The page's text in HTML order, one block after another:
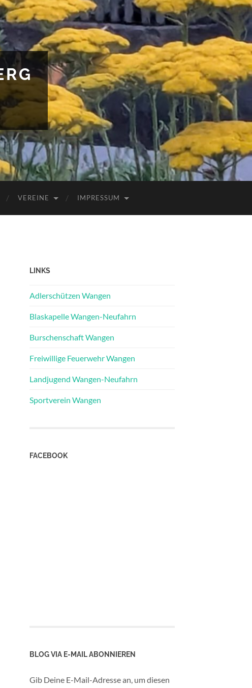
VEREINE IMPRESSUM
LINKS
Adlerschützen Wangen
Blaskapelle Wangen-Neufahrn
Burschenschaft Wangen
Freiwillige Feuerwehr Wangen
Landjugend Wangen-Neufahrn
Sportverein Wangen
FACEBOOK
BLOG VIA E-MAIL ABONNIEREN
Gib Deine E-Mail-Adresse an, um diesen